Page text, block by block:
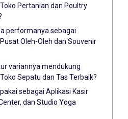
Pertanian dan Poultry
performanya sebagai
Oleh-Oleh dan Souvenir
variannya mendukung
Sepatu dan Tas Terbaik?
sebagai Aplikasi Kasir
dan Studio Yoga